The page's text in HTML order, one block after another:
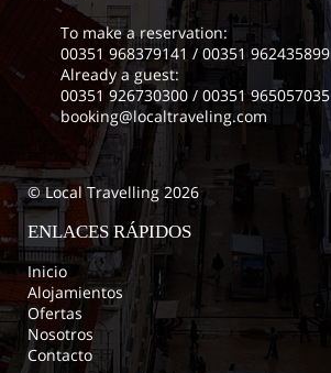
To make a reservation:
00351 968379141 / 00351 962435899
Already a guest:
00351 926730300 / 00351 965057035
booking@localtraveling.com
© Local Travelling 2026
ENLACES RÁPIDOS
Inicio
Alojamientos
Ofertas
Nosotros
Contacto